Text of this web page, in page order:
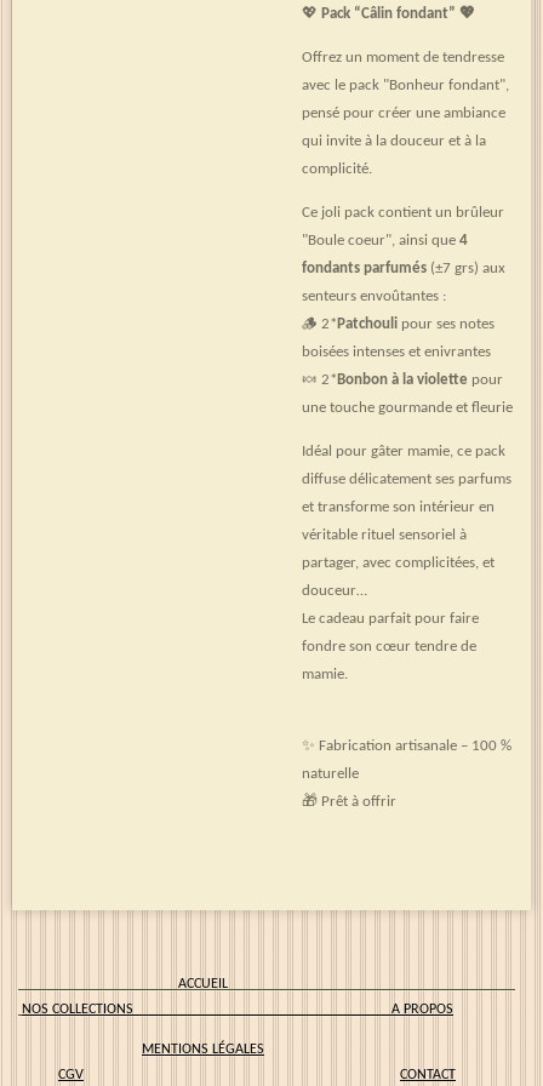
💖 Pack “Câlin fondant” 💖
Offrez un moment de tendresse
avec le pack "Bonheur fondant",
pensé pour créer une ambiance
qui invite à la douceur et à la
complicité.
Ce joli pack contient un brûleur
"Boule coeur", ainsi que 4
fondants parfumés (±7 grs) aux
senteurs envoûtantes :
🪵 2* Patchouli pour ses notes
boisées intenses et enivrantes
🍬 2* Bonbon à la violette pour
une touche gourmande et fleurie
Idéal pour gâter mamie, ce pack
diffuse délicatement ses parfums
et transforme son intérieur en
véritable rituel sensoriel à
partager, avec complicitées, et
douceur…
Le cadeau parfait pour faire
fondre son cœur tendre de
mamie.
✨ Fabrication artisanale – 100 %
naturelle
🎁 Prêt à offrir
ACCUEIL
NOS COLLECTIONS A PROPOS
MENTIONS LÉGALES
CGV
CONTACT